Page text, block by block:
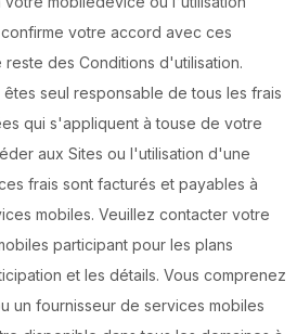
votre accord avec ces
reste des Conditions d'utilisation.
seul responsable de tous les frais
qui s'appliquent à touse de votre
aux Sites ou l'utilisation d'une
frais sont facturés et payables à
mobiles. Veuillez contacter votre
participant pour les plans
et les détails. Vous comprenez
un fournisseur de services mobiles